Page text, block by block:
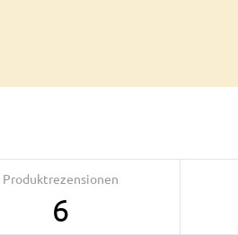
Produktrezensionen
6